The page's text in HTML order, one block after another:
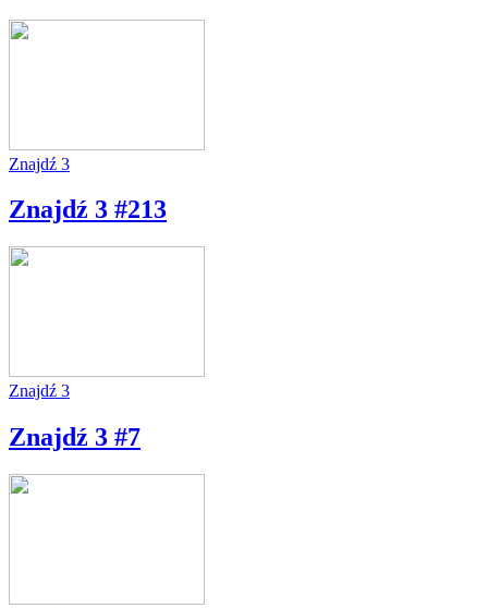
Znajdź 3
Znajdź 3 #213
Znajdź 3
Znajdź 3 #7